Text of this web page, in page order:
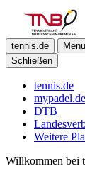
tennis.de
Menu
Schließen
tennis.de
mypadel.de
DTB
Weitere
Willkommen bei